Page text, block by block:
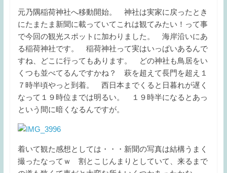
元乃隅稲荷神社へ移動開始。 神社は実家に戻ったとき
にたまたま新聞に載っていてこれは観てみたい！って事
で今回の観光スポットに加わりました。 海岸沿いにあ
る稲荷神社です。 稲荷神社って実はいっぱいあるんで
すね、どこに行ってもあります。 どの神社も鳥居をい
くつも並べてるんですかね？ 萩を超えて長門を超え１
７時半頃やっと到着。 西日本までくると日暮れが遅く
なって１９時位までは明るい。 １９時半になるとあっ
という間に暗くなるんですが。
着いて観た感想としては・・・新聞の写真は結構うまく
撮ったなってｗ 割とこじんまりとしていて、来るまで